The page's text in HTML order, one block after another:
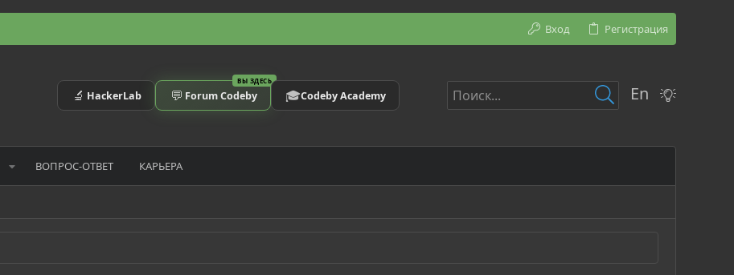
Вход Регистрация
🔬 HackerLab
ВЫ ЗДЕСЬ
💬 Forum Codeby 🎓Codeby Academy En
ВОПРОС-ОТВЕТ КАРЬЕРА